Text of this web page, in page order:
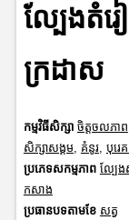
ល្បែងតំ
ក្រដាស
កម្មវិធីសិក្សា ចិត្តចលភាព
សិក្សាសង្គម, គំនូរ, បុរ
ប្រភេទសកម្មភាព ល្បែង
កសាង
ប្រធានបទតាមខែ សត្វ